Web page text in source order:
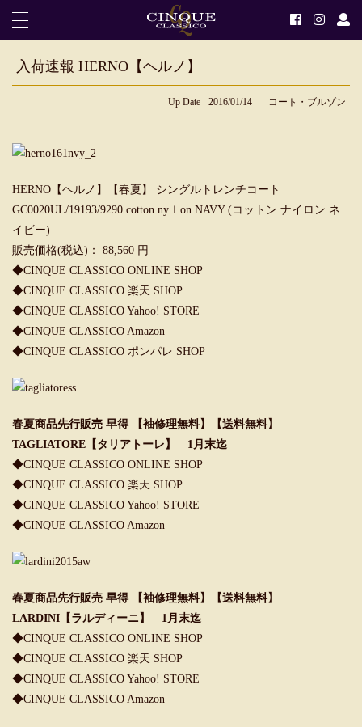
入荷速報 HERNO【ヘルノ】
Up Date 2016/01/14 コート・ブルゾン
HERNO【ヘルノ】【春夏】 シングルトレンチコート
GC0020UL/19193/9290 cotton nyｌon NAVY (コットン ナイロン ネ
イビー)
販売価格(税込)： 88,560 円
◆CINQUE CLASSICO ONLINE SHOP
◆CINQUE CLASSICO 楽天 SHOP
◆CINQUE CLASSICO Yahoo! STORE
◆CINQUE CLASSICO Amazon
◆CINQUE CLASSICO ポンパレ SHOP
春夏商品先行販売 早得 【袖修理無料】【送料無料】
TAGLIATORE【タリアトーレ】 1月末迄
◆CINQUE CLASSICO ONLINE SHOP
◆CINQUE CLASSICO 楽天 SHOP
◆CINQUE CLASSICO Yahoo! STORE
◆CINQUE CLASSICO Amazon
春夏商品先行販売 早得 【袖修理無料】【送料無料】
LARDINI【ラルディーニ】 1月末迄
◆CINQUE CLASSICO ONLINE SHOP
◆CINQUE CLASSICO 楽天 SHOP
◆CINQUE CLASSICO Yahoo! STORE
◆CINQUE CLASSICO Amazon